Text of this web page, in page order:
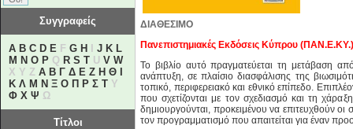
Συγγραφείς
A B C D E F G H J K L
M N O P Q R S T U V W
X Y Z Α Β Γ Δ Ε Ζ Η Θ
Κ Λ Μ Ν Ξ Ο Π Ρ Σ Τ Υ
Φ Χ Ψ Ω
Τίτλοι
ΔΙΑΘΕΣΙΜΟ
Πανεπιστημιακές Εκδόσεις Κύπρου (ΠΑΝ.Ε.ΚΥ.)
Το βιβλίο αυτό πραγματεύεται τη μετάβαση
ανάπτυξη, σε πλαίσιο διασφάλισης της
τοπικό, περιφερειακό και εθνικό επίπεδο.
που σχετίζονται με τον σχεδιασμό και τη
δημιουργούνται, προκειμένου να επιτευχθούν
τον προγραμματισμό που απαιτείται για έναν